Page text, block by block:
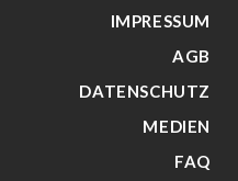
IMPRESSUM
AGB
DATENSCHUTZ
MEDIEN
FAQ